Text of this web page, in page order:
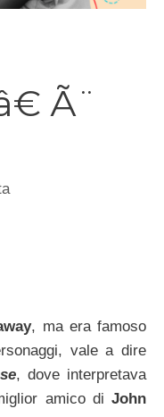
Ã¨
, ma era famoso
vale a dire
, dove interpretava
amico di John